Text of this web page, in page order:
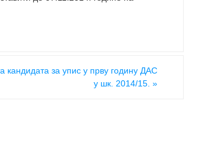
кандидата за упис у прву годину ДАС
у шк. 2014/15. »